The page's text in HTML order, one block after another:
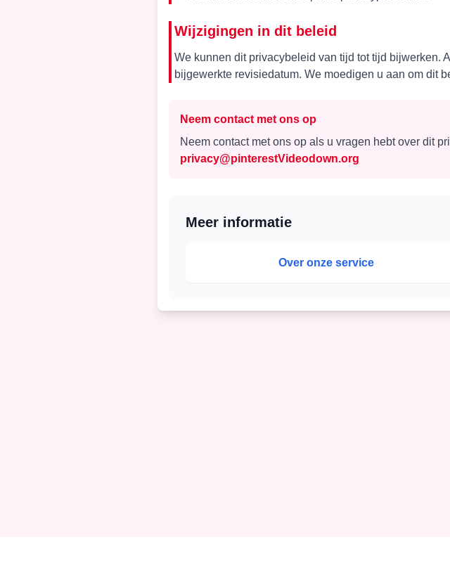
Wijzigingen in dit beleid
We kunnen dit privacybeleid van tijd tot tijd bijwerken.
bijgewerkte revisiedatum. We moedigen u aan om dit
Neem contact met ons op
Neem contact met ons op als u vragen hebt over dit
privacy@pinterestVideodown.org
Meer informatie
Over onze service